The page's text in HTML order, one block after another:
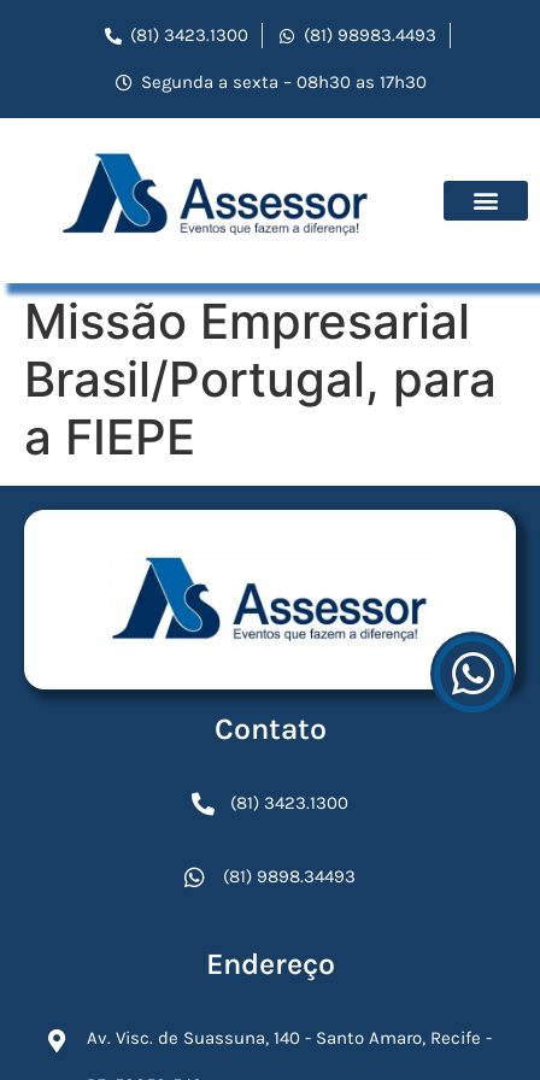
(81) 3423.1300 (81) 98983.4493
Segunda a sexta – 08h30 as 17h30
Missão Empresarial
Brasil/Portugal, para
a FIEPE
Contato
(81) 3423.1300
(81) 9898.34493
Endereço
Av. Visc. de Suassuna, 140 - Santo Amaro, Recife -